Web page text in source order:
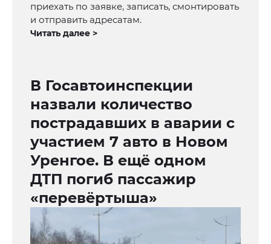
приехать по заявке, записать, смонтировать
и отправить адресатам.
Читать далее >
В Госавтоинспекции
назвали количество
пострадавших в аварии с
участием 7 авто в Новом
Уренгое. В ещё одном
ДТП погиб пассажир
«перевёртыша»